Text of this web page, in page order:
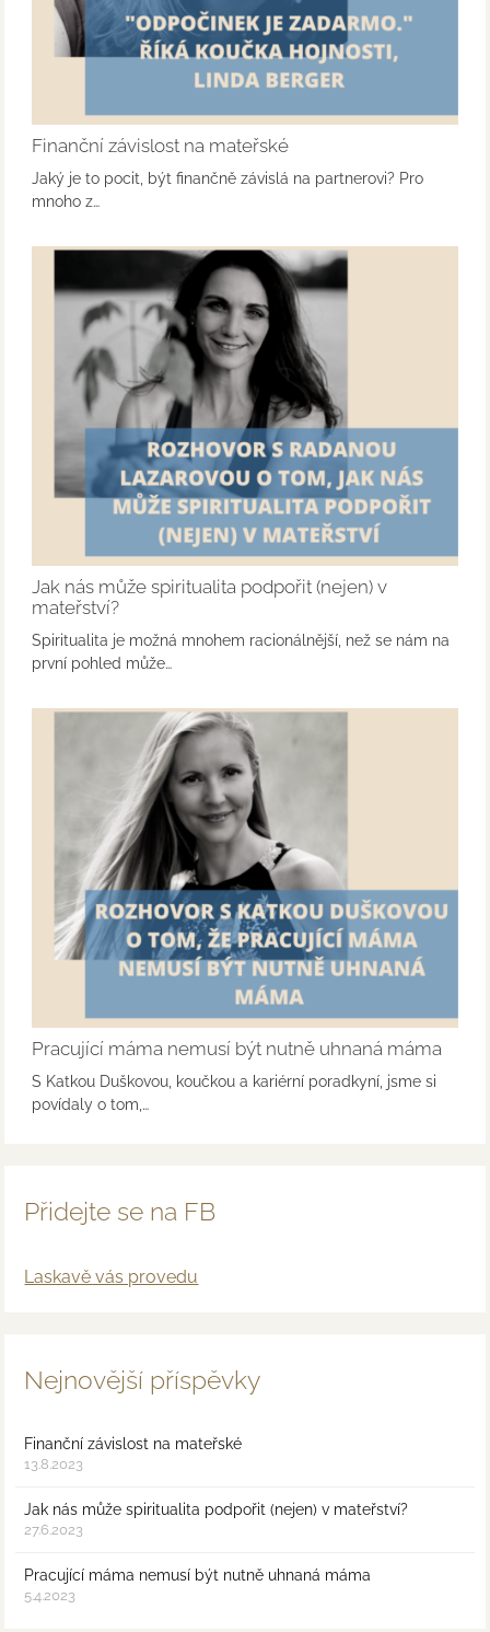
Finanční závislost na mateřské
Jaký je to pocit, být finančně závislá na partnerovi? Pro
mnoho z…
Jak nás může spiritualita podpořit (nejen) v
mateřství?
Spiritualita je možná mnohem racionálnější, než se nám na
první pohled může…
Pracující máma nemusí být nutně uhnaná máma
S Katkou Duškovou, koučkou a kariérní poradkyní, jsme si
povídaly o tom,…
Přidejte se na FB
Laskavě vás provedu
Nejnovější příspěvky
Finanční závislost na mateřské
13.8.2023
Jak nás může spiritualita podpořit (nejen) v mateřství?
27.6.2023
Pracující máma nemusí být nutně uhnaná máma
5.4.2023